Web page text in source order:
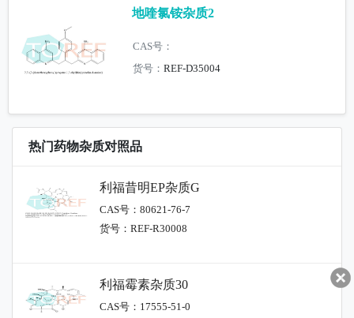
地喹氯铵杂质2
CAS号：
货号：REF-D35004
热门药物杂质对照品
利福昔明EP杂质G
CAS号：80621-76-7
货号：REF-R30008
利福霉素杂质30
CAS号：17555-51-0